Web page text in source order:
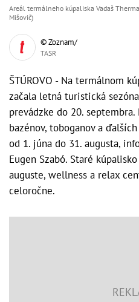
Areál termálneho kúpaliska Vadaš
Mišovič)
© Zoznam/
TASR
ŠTÚROVO - Na termálnom
začala letná turistická
prevádzke do 20.
bazénov, toboganov a
od 1. júna do 31. augusta,
Eugen Szabó. Staré
auguste, wellness a relax
celoročne.